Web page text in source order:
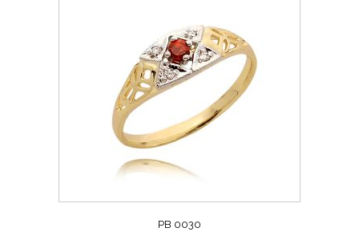
PB 0030